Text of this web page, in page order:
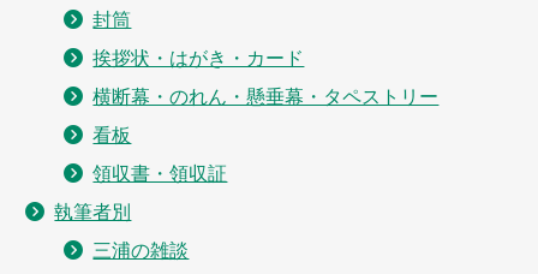
封筒
挨拶状・はがき・カード
横断幕・のれん・懸垂幕・タペストリー
看板
領収書・領収証
執筆者別
三浦の雑談